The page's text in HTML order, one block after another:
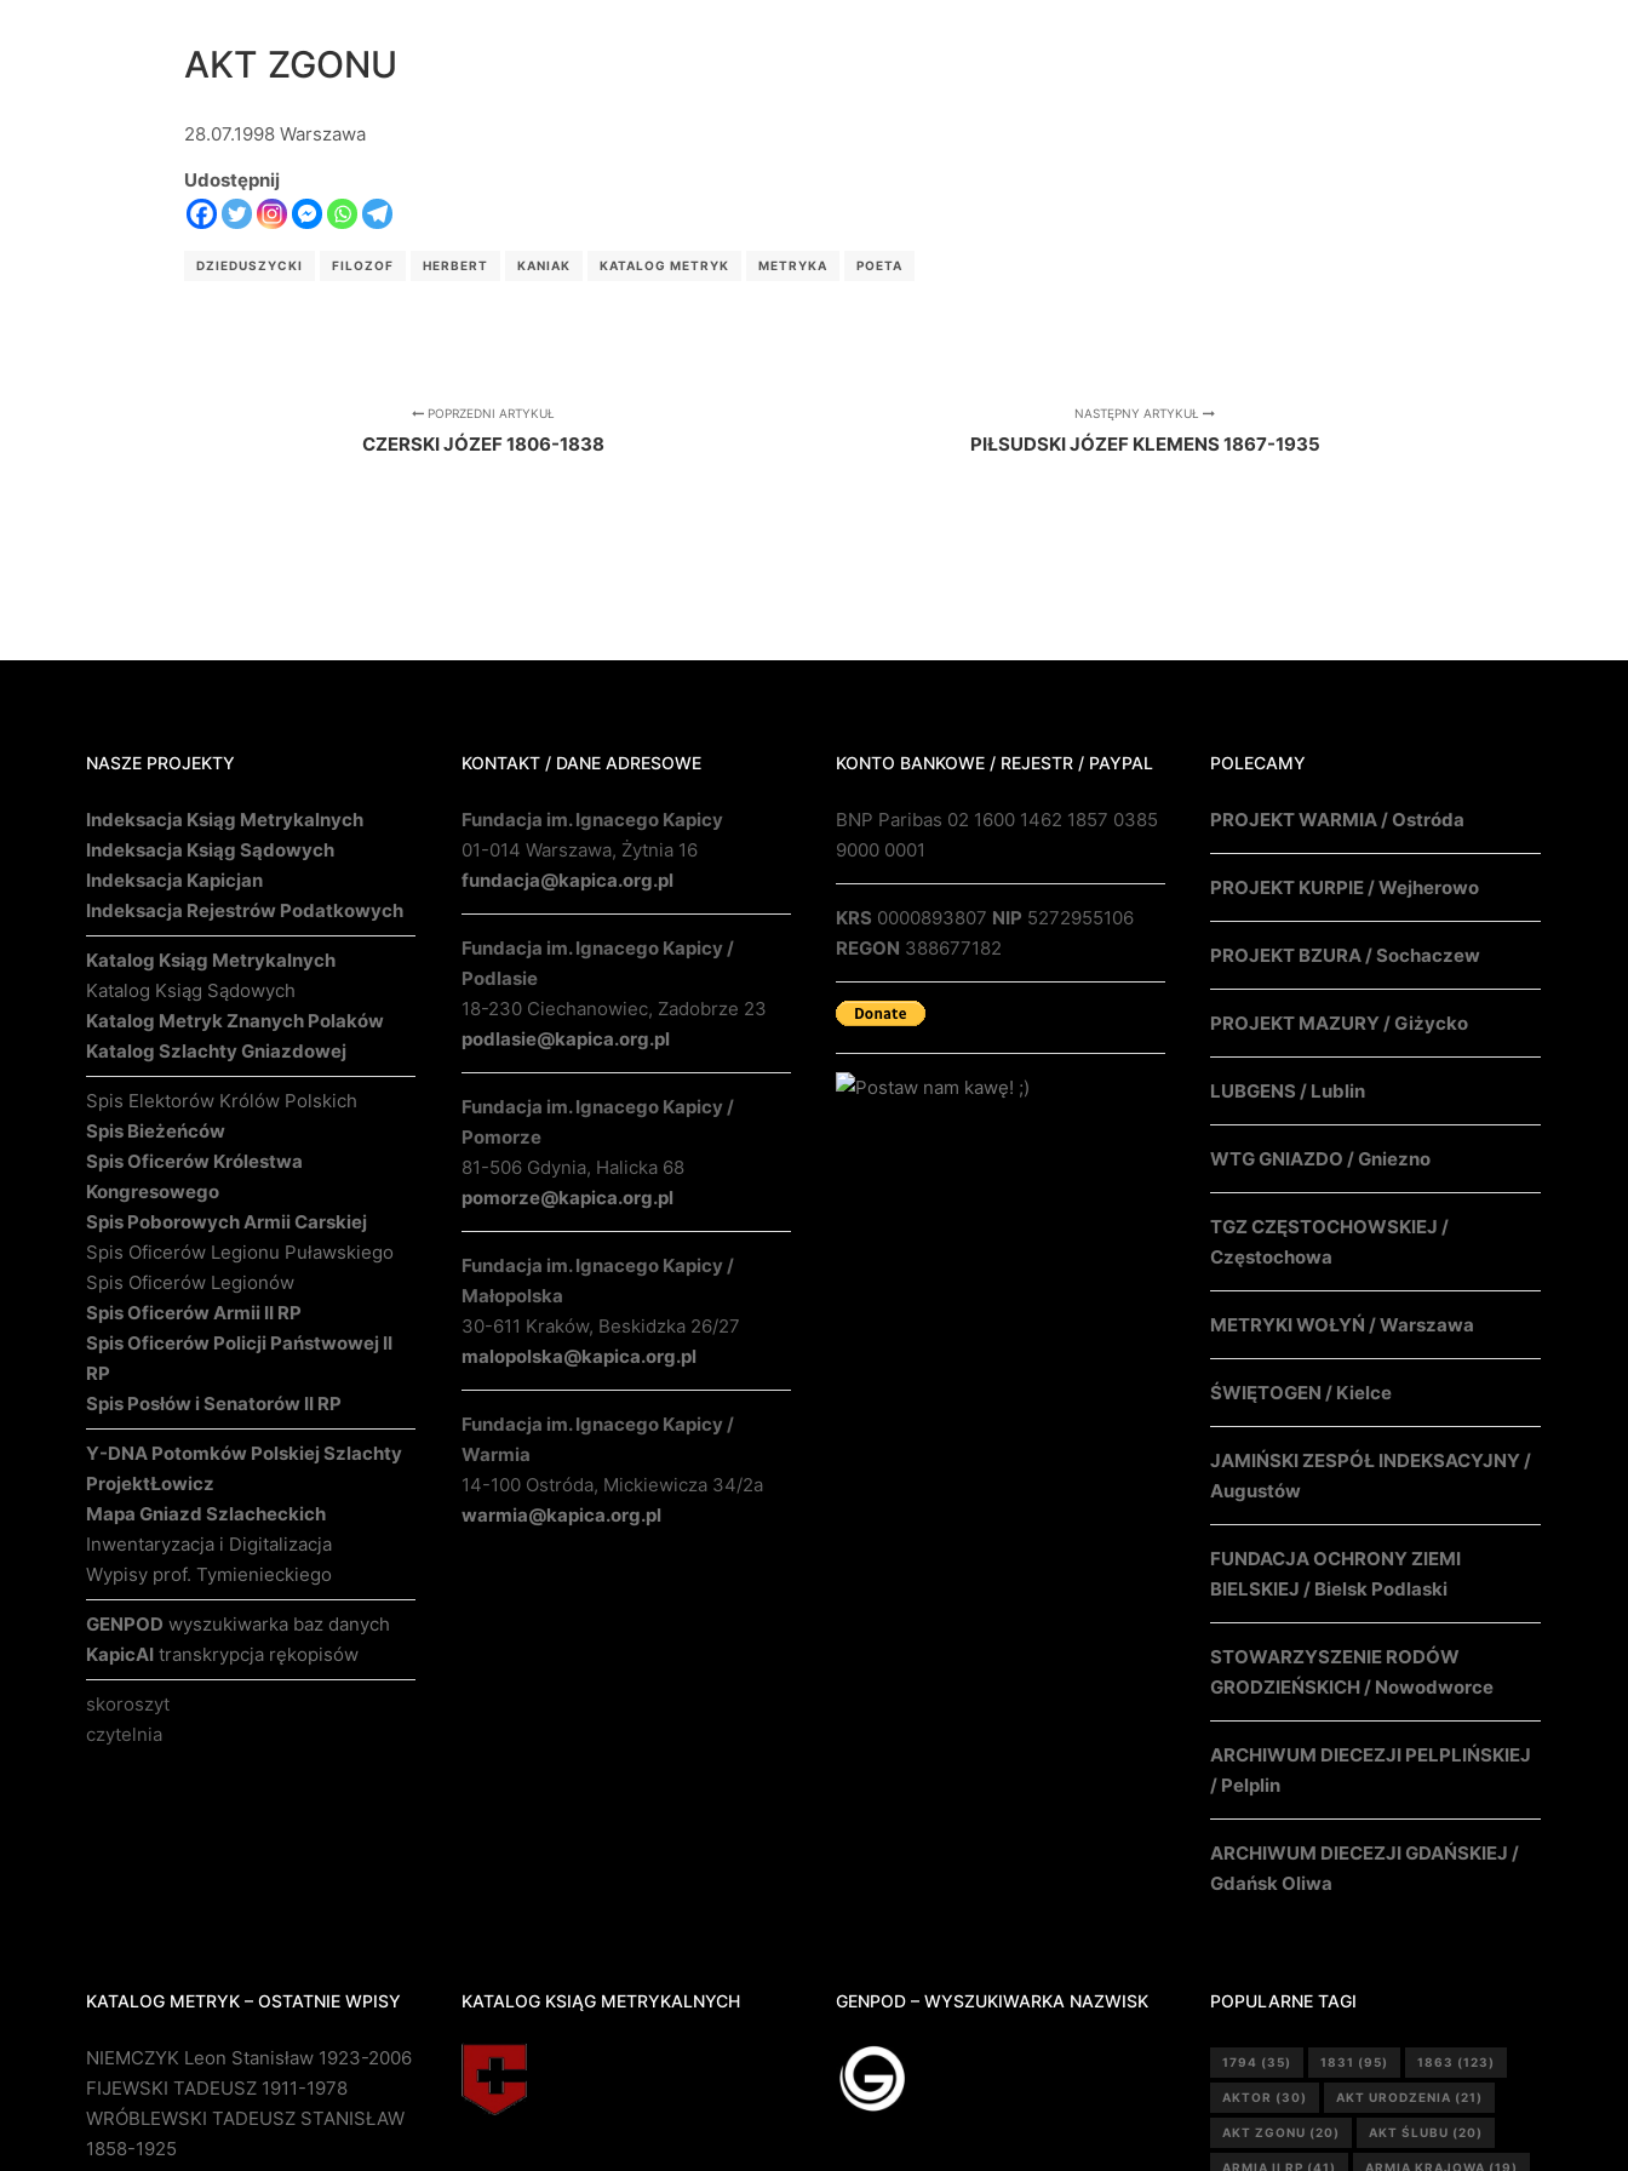
AKT ZGONU
28.07.1998 Warszawa
Udostępnij
DZIEDUSZYCKI FILOZOF HERBERT KANIAK KATALOG METRYK METRYKA POETA
POPRZEDNI ARTYKUŁ
CZERSKI JÓZEF 1806-1838
NASTĘPNY ARTYKUŁ
PIŁSUDSKI JÓZEF KLEMENS 1867-1935
NASZE PROJEKTY
Indeksacja Ksiąg Metrykalnych
Indeksacja Ksiąg Sądowych
Indeksacja Kapicjan
Indeksacja Rejestrów Podatkowych
Katalog Ksiąg Metrykalnych
Katalog Ksiąg Sądowych
Katalog Metryk Znanych Polaków
Katalog Szlachty Gniazdowej
Spis Elektorów Królów Polskich
Spis Bieżeńców
Spis Oficerów Królestwa
Kongresowego
Spis Poborowych Armii Carskiej
Spis Oficerów Legionu Puławskiego
Spis Oficerów Legionów
Spis Oficerów Armii II RP
Spis Oficerów Policji Państwowej II
RP
Spis Posłów i Senatorów II RP
Y-DNA Potomków Polskiej Szlachty
ProjektŁowicz
Mapa Gniazd Szlacheckich
Inwentaryzacja i Digitalizacja
Wypisy prof. Tymienieckiego
GENPOD wyszukiwarka baz danych
KapicAI transkrypcja rękopisów
skoroszyt
czytelnia
KONTAKT / DANE ADRESOWE
Fundacja im. Ignacego Kapicy
01-014 Warszawa, Żytnia 16
fundacja@kapica.org.pl
Fundacja im. Ignacego Kapicy /
Podlasie
18-230 Ciechanowiec, Zadobrze 23
podlasie@kapica.org.pl
Fundacja im. Ignacego Kapicy /
Pomorze
81-506 Gdynia, Halicka 68
pomorze@kapica.org.pl
Fundacja im. Ignacego Kapicy /
Małopolska
30-611 Kraków, Beskidzka 26/27
malopolska@kapica.org.pl
Fundacja im. Ignacego Kapicy /
Warmia
14-100 Ostróda, Mickiewicza 34/2a
warmia@kapica.org.pl
KONTO BANKOWE / REJESTR / PAYPAL
BNP Paribas 02 1600 1462 1857 0385
9000 0001
KRS 0000893807 NIP 5272955106
REGON 388677182
POLECAMY
PROJEKT WARMIA / Ostróda
PROJEKT KURPIE / Wejherowo
PROJEKT BZURA / Sochaczew
PROJEKT MAZURY / Giżycko
LUBGENS / Lublin
WTG GNIAZDO / Gniezno
TGZ CZĘSTOCHOWSKIEJ /
Częstochowa
METRYKI WOŁYŃ / Warszawa
ŚWIĘTOGEN / Kielce
JAMIŃSKI ZESPÓŁ INDEKSACYJNY /
Augustów
FUNDACJA OCHRONY ZIEMI
BIELSKIEJ / Bielsk Podlaski
STOWARZYSZENIE RODÓW
GRODZIEŃSKICH / Nowodworce
ARCHIWUM DIECEZJI PELPLIŃSKIEJ
/ Pelplin
ARCHIWUM DIECEZJI GDAŃSKIEJ /
Gdańsk Oliwa
KATALOG METRYK – OSTATNIE WPISY
NIEMCZYK Leon Stanisław 1923-2006
FIJEWSKI TADEUSZ 1911-1978
WRÓBLEWSKI TADEUSZ STANISŁAW
1858-1925
KATALOG KSIĄG METRYKALNYCH GENPOD – WYSZUKIWARKA NAZWISK POPULARNE TAGI
1794 (35) 1831 (95) 1863 (123)
AKTOR (30) AKT URODZENIA (21)
AKT ZGONU (20) AKT ŚLUBU (20)
ARMIA II RP (41) ARMIA KRAJOWA (19)